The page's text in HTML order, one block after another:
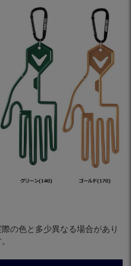
の色と多少異なる場合があり